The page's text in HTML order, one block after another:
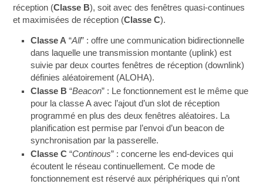
réception (Classe B), soit avec des fenêtres quasi-continues
et maximisées de réception (Classe C).
Classe A “All” : offre une communication bidirectionnelle
dans laquelle une transmission montante (uplink) est
suivie par deux courtes fenêtres de réception (downlink)
définies aléatoirement (ALOHA).
Classe B “Beacon” : Le fonctionnement est le même que
pour la classe A avec l’ajout d’un slot de réception
programmé en plus des deux fenêtres aléatoires. La
planification est permise par l’envoi d’un beacon de
synchronisation par la passerelle.
Classe C “Continous” : concerne les end-devices qui
écoutent le réseau continuellement. Ce mode de
fonctionnement est réservé aux périphériques qui n’ont